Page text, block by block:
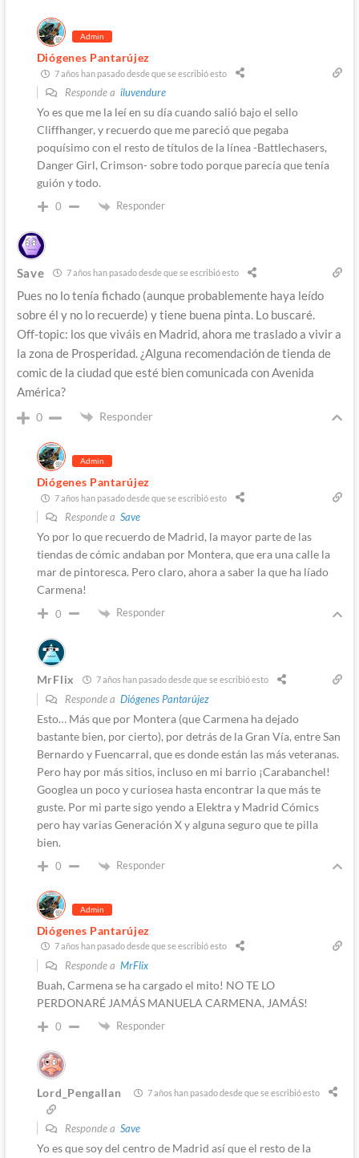
Admin
Diógenes Pantarújez
7 años han pasado desde que se escribió esto
Responde a iluvendure
Yo es que me la leí en su día cuando salió bajo el sello
Cliffhanger, y recuerdo que me pareció que pegaba
poquísimo con el resto de títulos de la línea -Battlechasers,
Danger Girl, Crimson- sobre todo porque parecía que tenía
guión y todo.
0 Responder
Save 7 años han pasado desde que se escribió esto
Pues no lo tenía fichado (aunque probablemente haya leído
sobre él y no lo recuerde) y tiene buena pinta. Lo buscaré.
Off-topic: los que viváis en Madrid, ahora me traslado a vivir a
la zona de Prosperidad. ¿Alguna recomendación de tienda de
comic de la ciudad que esté bien comunicada con Avenida
América?
0 Responder
Admin
Diógenes Pantarújez
7 años han pasado desde que se escribió esto
Responde a Save
Yo por lo que recuerdo de Madrid, la mayor parte de las
tiendas de cómic andaban por Montera, que era una calle la
mar de pintoresca. Pero claro, ahora a saber la que ha líado
Carmena!
0 Responder
MrFlix 7 años han pasado desde que se escribió esto
Responde a Diógenes Pantarújez
Esto… Más que por Montera (que Carmena ha dejado
bastante bien, por cierto), por detrás de la Gran Vía, entre San
Bernardo y Fuencarral, que es donde están las más veteranas.
Pero hay por más sitios, incluso en mi barrio ¡Carabanchel!
Googlea un poco y curiosea hasta encontrar la que más te
guste. Por mi parte sigo yendo a Elektra y Madrid Cómics
pero hay varias Generación X y alguna seguro que te pilla
bien.
0 Responder
Admin
Diógenes Pantarújez
7 años han pasado desde que se escribió esto
Responde a MrFlix
Buah, Carmena se ha cargado el mito! NO TE LO
PERDONARÉ JAMÁS MANUELA CARMENA, JAMÁS!
0 Responder
Lord_Pengallan 7 años han pasado desde que se escribió esto
Responde a Save
Yo es que soy del centro de Madrid así que el resto de la